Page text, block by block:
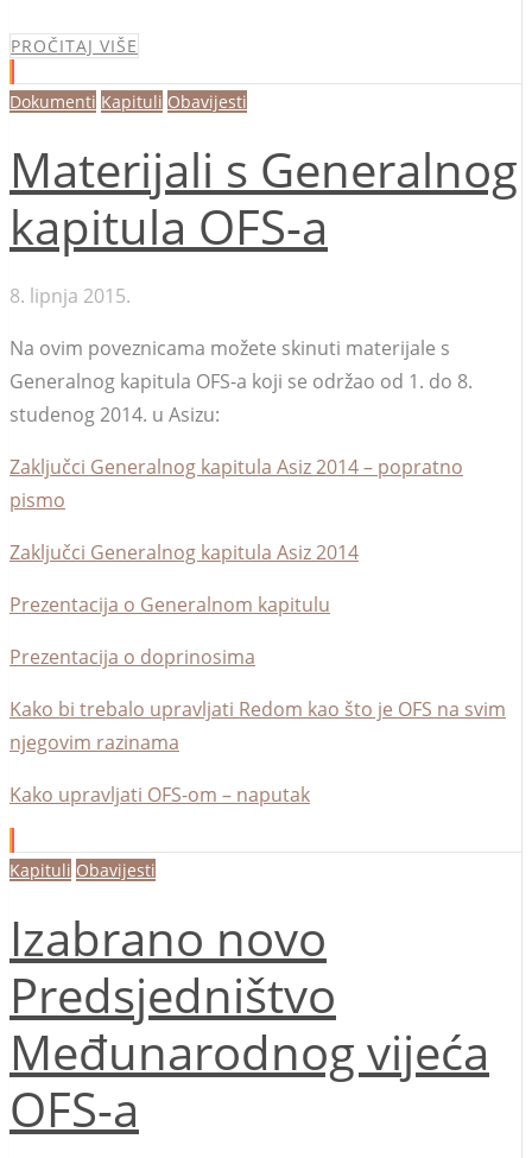
PROČITAJ VIŠE
Dokumenti Kapituli Obavijesti
Materijali s Generalnog
kapitula OFS-a
8. lipnja 2015.
Na ovim poveznicama možete skinuti materijale s
Generalnog kapitula OFS-a koji se održao od 1. do 8.
studenog 2014. u Asizu:
Zaključci Generalnog kapitula Asiz 2014 – popratno
pismo
Zaključci Generalnog kapitula Asiz 2014
Prezentacija o Generalnom kapitulu
Prezentacija o doprinosima
Kako bi trebalo upravljati Redom kao što je OFS na svim
njegovim razinama
Kako upravljati OFS-om – naputak
Kapituli Obavijesti
Izabrano novo
Predsjedništvo
Međunarodnog vijeća
OFS-a